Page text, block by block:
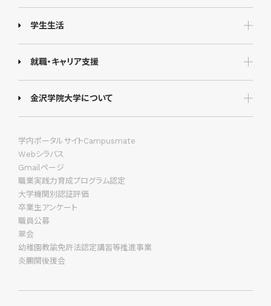
学生生活
就職・キャリア支援
金沢学院大学について
学内ポータルサイトCampusmate
Webシラバス
Gmailページ
職業実践力育成プログラム認定
大学機関別認証評価
卒業生アンケート
職員公募
翠会
幼稚園教諭免許法認定講習等推進事業
炎鵬関後援会